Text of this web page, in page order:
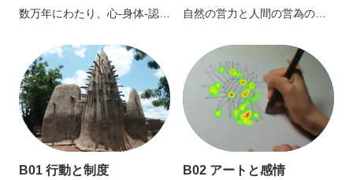
数万年にわたり、心-身体-認知
か
自然の営力と人間の営為の絡
B01 行動と制度 B02 アートと感情